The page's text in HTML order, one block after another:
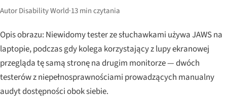
Autor Disability World·13 min czytania
Opis obrazu: Niewidomy tester ze słuchawkami używa JAWS na
laptopie, podczas gdy kolega korzystający z lupy ekranowej
przegląda tę samą stronę na drugim monitorze — dwóch
testerów z niepełnosprawnościami prowadzących manualny
audyt dostępności obok siebie.